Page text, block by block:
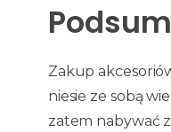
Zakup
niesie ze sobą
zatem nabywać